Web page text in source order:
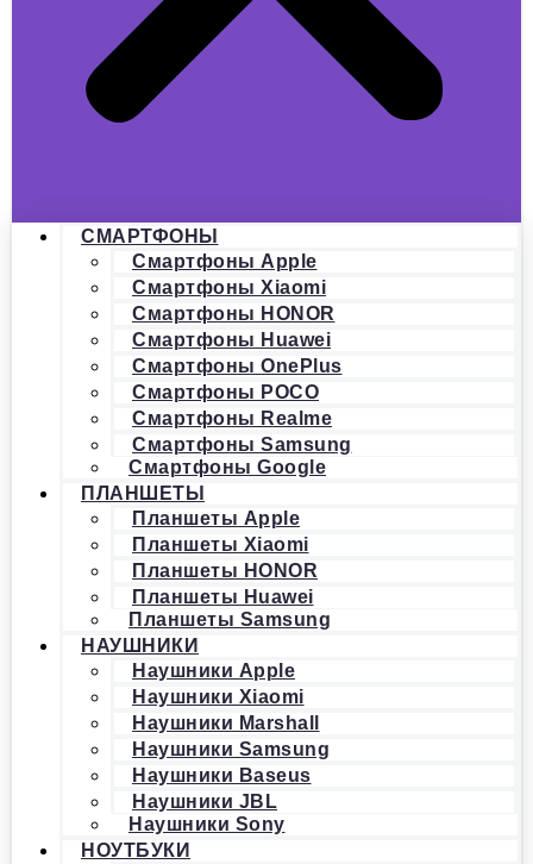
СМАРТФОНЫ
Смартфоны Apple
Смартфоны Xiaomi
Смартфоны HONOR
Смартфоны Huawei
Смартфоны OnePlus
Смартфоны POCO
Смартфоны Realme
Смартфоны Samsung
Смартфоны Google
ПЛАНШЕТЫ
Планшеты Apple
Планшеты Xiaomi
Планшеты HONOR
Планшеты Huawei
Планшеты Samsung
НАУШНИКИ
Наушники Apple
Наушники Xiaomi
Наушники Marshall
Наушники Samsung
Наушники Baseus
Наушники JBL
Наушники Sony
НОУТБУКИ